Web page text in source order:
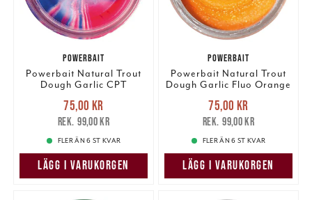
POWERBAIT
Powerbait Natural Trout
Dough Garlic CPT
Nuvarande pris
75,00 krTidigare pris
99,00 kr
75,00 kr
99,00 kr
FLER ÄN 6 ST KVAR
LÄGG I VARUKORGEN
POWERBAIT
Powerbait Natural Trout
Dough Garlic Fluo Orange
Nuvarande pris
75,00 krTidigare pris
99,00 kr
75,00 kr
99,00 kr
FLER ÄN 6 ST KVAR
LÄGG I VARUKORGEN